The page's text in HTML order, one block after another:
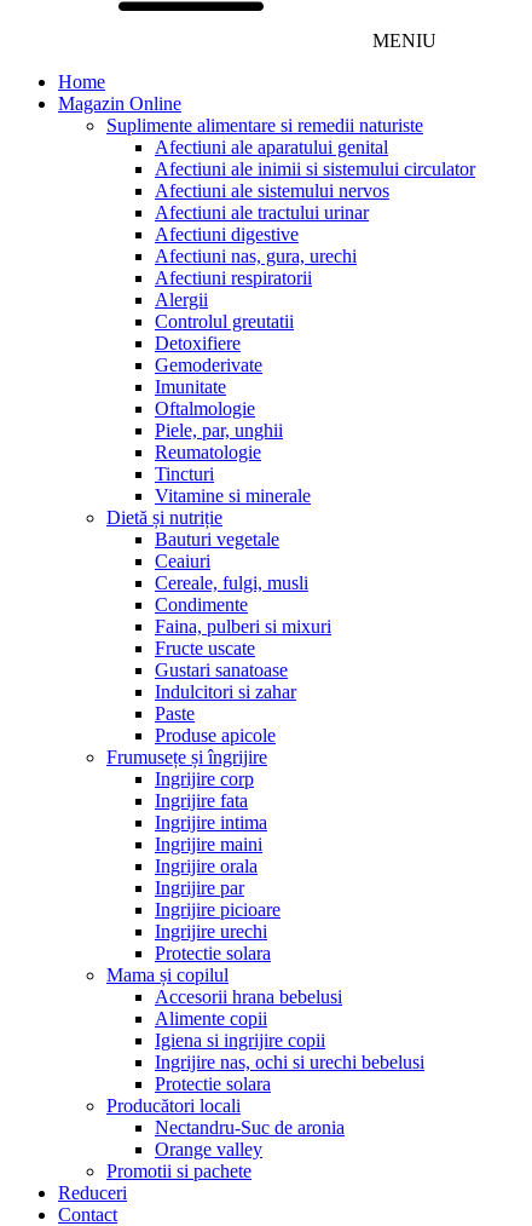
MENIU
Home
Magazin Online
Suplimente alimentare si remedii naturiste
Afectiuni ale aparatului genital
Afectiuni ale inimii si sistemului circulator
Afectiuni ale sistemului nervos
Afectiuni ale tractului urinar
Afectiuni digestive
Afectiuni nas, gura, urechi
Afectiuni respiratorii
Alergii
Controlul greutatii
Detoxifiere
Gemoderivate
Imunitate
Oftalmologie
Piele, par, unghii
Reumatologie
Tincturi
Vitamine si minerale
Dietă și nutriție
Bauturi vegetale
Ceaiuri
Cereale, fulgi, musli
Condimente
Faina, pulberi si mixuri
Fructe uscate
Gustari sanatoase
Indulcitori si zahar
Paste
Produse apicole
Frumusețe și îngrijire
Ingrijire corp
Ingrijire fata
Ingrijire intima
Ingrijire maini
Ingrijire orala
Ingrijire par
Ingrijire picioare
Ingrijire urechi
Protectie solara
Mama și copilul
Accesorii hrana bebelusi
Alimente copii
Igiena si ingrijire copii
Ingrijire nas, ochi si urechi bebelusi
Protectie solara
Producători locali
Nectandru-Suc de aronia
Orange valley
Promotii si pachete
Reduceri
Contact